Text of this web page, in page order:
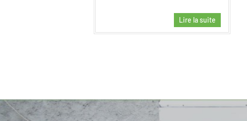
Lire la suite